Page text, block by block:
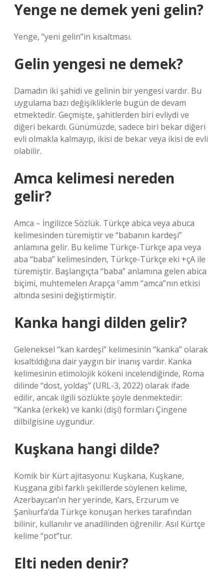
Yenge ne demek yeni gelin?
Yenge, “yeni gelin”in kısaltması.
Gelin yengesi ne demek?
Damadın iki şahidi ve gelinin bir yengesi vardır. Bu
uygulama bazı değişikliklerle bugün de devam
etmektedir. Geçmişte, şahitlerden biri evliydi ve
diğeri bekardı. Günümüzde, sadece biri bekar diğeri
evli olmakla kalmayıp, ikisi de bekar veya ikisi de evli
olabilir.
Amca kelimesi nereden
gelir?
Amca – İngilizce Sözlük. Türkçe abica veya abuca
kelimesinden türemiştir ve “babanın kardeşi”
anlamına gelir. Bu kelime Türkçe-Türkçe apa veya
aba “baba” kelimesinden, Türkçe-Türkçe eki +çA ile
türemiştir. Başlangıçta “baba” anlamına gelen abica
biçimi, muhtemelen Arapça ˁamm “amca”nın etkisi
altında sesini değiştirmiştir.
Kanka hangi dilden gelir?
Geleneksel “kan kardeşi” kelimesinin “kanka” olarak
kısaltıldığına dair yaygın bir inanış vardır. Kanka
kelimesinin etimolojik kökeni incelendiğinde, Roma
dilinde “dost, yoldaş” (URL-3, 2022) olarak ifade
edilir, ancak ilgili sözlükte şöyle denmektedir:
“Kanka (erkek) ve kanki (dişi) formları Çingene
dilbilgisine uygundur.
Kuşkana hangi dilde?
Komik bir Kürt ajitasyonu: Kuşkana, Kuşkane,
Kuşgana gibi farklı şekillerde söylenen kelime,
Azerbaycan’ın her yerinde, Kars, Erzurum ve
Şanlıurfa’da Türkçe konuşan herkes tarafından
bilinir, kullanılır ve anadilinden öğrenilir. Asıl Kürtçe
kelime “pot”tur.
Elti neden denir?